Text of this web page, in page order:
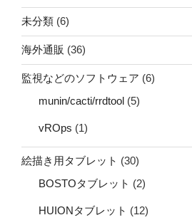
未分類 (6)
海外通販 (36)
監視などのソフトウェア (6)
munin/cacti/rrdtool (5)
vROps (1)
絵描き用タブレット (30)
BOSTOタブレット (2)
HUIONタブレット (12)